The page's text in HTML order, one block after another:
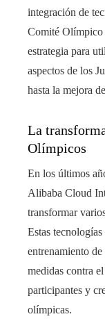
integración de
Comité Olímpico
estrategia para
aspectos de los
hasta la mejora
La
Olímpicos
En los últimos
Alibaba Cloud
transformar
Estas
entrenamiento
medidas contra
participantes y
olímpicas.